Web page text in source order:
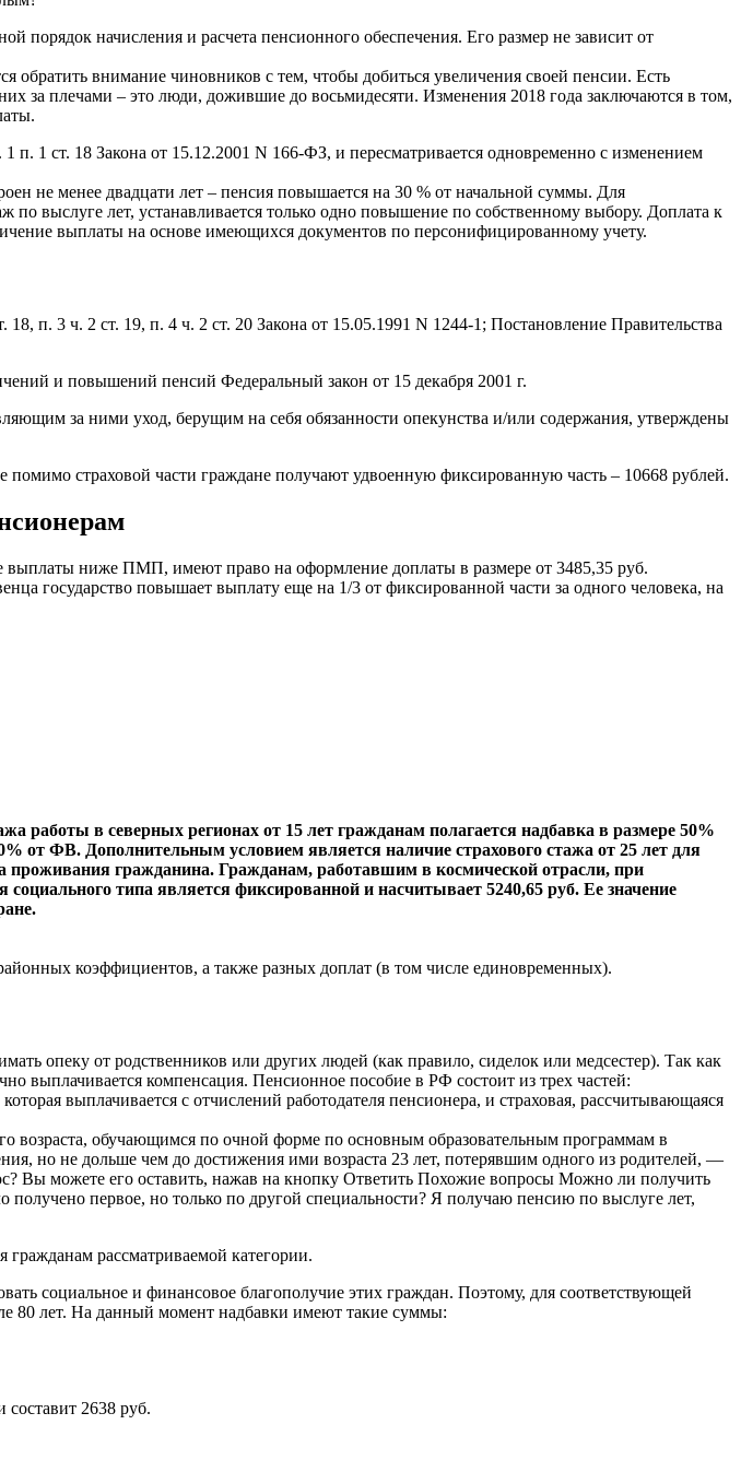
порядок начисления и расчета пенсионного обеспечения. Его размер не зависит от
обратить внимание чиновников с тем, чтобы добиться увеличения своей пенсии. Есть
за плечами – это люди, дожившие до восьмидесяти. Изменения 2018 года заключаются в том,
п. 1 ст. 18 Закона от 15.12.2001 N 166-ФЗ, и пересматривается одновременно с изменением
не менее двадцати лет – пенсия повышается на 30 % от начальной суммы. Для
выслуге лет, устанавливается только одно повышение по собственному выбору. Доплата к
выплаты на основе имеющихся документов по персонифицированному учету.
п. 3 ч. 2 ст. 19, п. 4 ч. 2 ст. 20 Закона от 15.05.1991 N 1244-1; Постановление Правительства
и повышений пенсий Федеральный закон от 15 декабря 2001 г.
за ними уход, берущим на себя обязанности опекунства и/или содержания, утверждены
помимо страховой части граждане получают удвоенную фиксированную часть – 10668 рублей.
ниже ПМП, имеют право на оформление доплаты в размере от 3485,35 руб.
государство повышает выплату еще на 1/3 от фиксированной части за одного человека, на
в северных регионах от 15 лет гражданам полагается надбавка в размере 50%
от ФВ. Дополнительным условием является наличие страхового стажа от 25 лет для
гражданина. Гражданам, работавшим в космической отрасли, при
типа является фиксированной и насчитывает 5240,65 руб. Ее значение
коэффициентов, а также разных доплат (в том числе единовременных).
опеку от родственников или других людей (как правило, сиделок или медсестер). Так как
выплачивается компенсация. Пенсионное пособие в РФ состоит из трех частей:
выплачивается с отчислений работодателя пенсионера, и страховая, рассчитывающаяся
возраста, обучающимся по очной форме по основным образовательным программам в
но не дольше чем до достижения ими возраста 23 лет, потерявшим одного из родителей, —
Вы можете его оставить, нажав на кнопку Ответить Похожие вопросы Можно ли получить
первое, но только по другой специальности? Я получаю пенсию по выслуге лет,
рассматриваемой категории.
социальное и финансовое благополучие этих граждан. Поэтому, для соответствующей
80 лет. На данный момент надбавки имеют такие суммы:
2638 руб.